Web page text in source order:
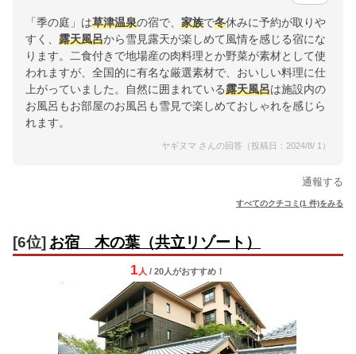
「季の庭」は草津温泉の宿で、 家族で冬休みに予約が取りや
すく、 露天風呂から雪見露天が楽しめて風情を感じる宿にな
ります。二食付きで地場産の肉料理とか野菜が素材として使
われますが、全国的に有名な厳選素材で、おいしい料理に仕
上がっていました。自然に囲まれている露天風呂は施設内の
お風呂もお部屋のお風呂も雪見で楽しめておしゃれを感じら
れます。
ヤギヌマ さんの回答（投稿日：2024/8/ 1）
通報する
すべてのクチコミ(1 件)をみる
[6位] お宿 木の葉（共立リゾート）
1 人 / 20人がおすすめ！